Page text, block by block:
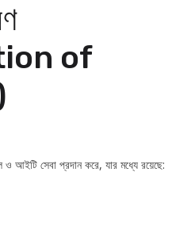
of
সেবা প্রদান করে, যার মধ্যে রয়েছে: